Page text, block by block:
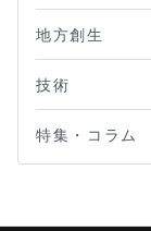
地方創生
技術
特集・コラム